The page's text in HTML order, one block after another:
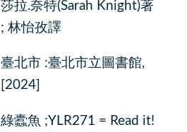
莎拉.奈特(Sarah Knight)著
; 林怡孜譯
臺北市 :臺北市立圖書館,
[2024]
綠蠹魚 ;YLR271 = Read it!